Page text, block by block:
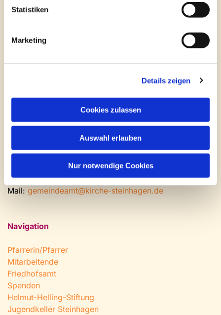
Statistiken
Marketing
Details zeigen
Cookies zulassen
Auswahl erlauben
Nur notwendige Cookies
Evangelische Kirchengemeinde Steinhagen
Mail:gemeindeamt@kirche-steinhagen.de
Gemeinde- und Friedhofsamt
Montag: geschlossen
Nachmittags nach Vereinbarung
0 52 04 / 36 28
Fax: 0 52 04 / 25 65
Mail: gemeindeamt@kirche-steinhagen.de
Navigation
Pfarrerin/Pfarrer
Mitarbeitende
Friedhofsamt
Spenden
Helmut-Helling-Stiftung
Jugendkeller Steinhagen